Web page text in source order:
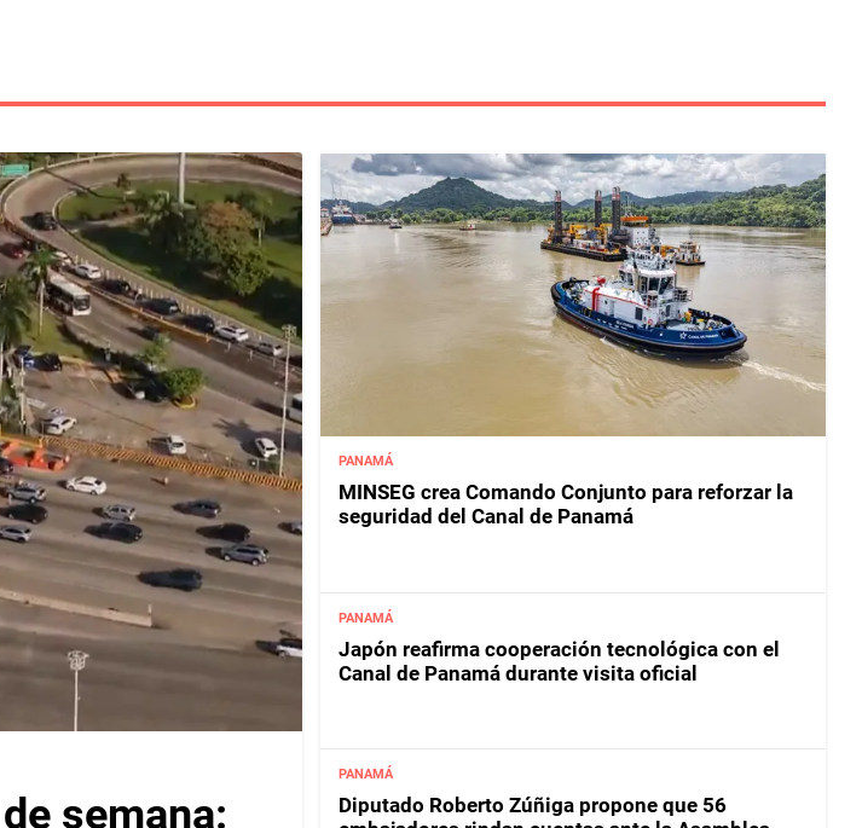
semana:
PANAMÁ
MINSEG crea Comando Conjunto para reforzar la
seguridad del Canal de Panamá
PANAMÁ
Japón reafirma cooperación tecnológica con el
Canal de Panamá durante visita oficial
PANAMÁ
Diputado Roberto Zúñiga propone que 56